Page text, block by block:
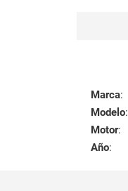
Marca:
Modelo:
Motor:
Año: